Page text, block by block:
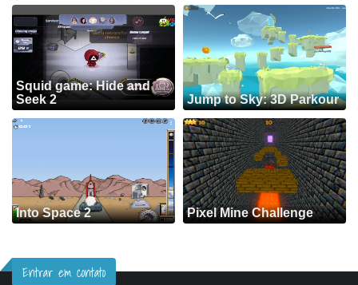
Squid game: Hide and
Seek 2
Jump to Sky: 3D Parkour
Into Space 2 Pixel Mine Challenge
Entrar em contato